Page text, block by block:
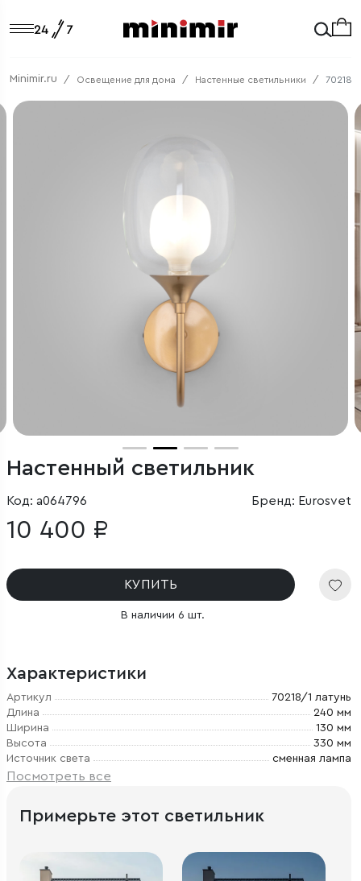
Minimir.ru Освещение для дома Настенные светильники 70218/
Настенный светильник
Код: a064796 Бренд: Eurosvet
10 400 ₽
КУПИТЬ
В наличии 6 шт.
Характеристики
Артикул
70218/1 латунь
Длина
240 мм
Ширина
130 мм
Высота
330 мм
Источник света
сменная лампа
Посмотреть все
Примерьте этот светильник